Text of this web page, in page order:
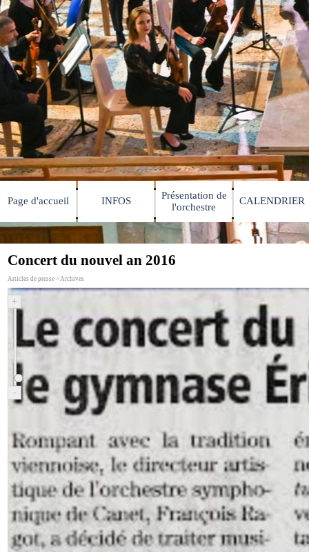
Page d'accueil INFOS ▼
Présentation de
l'orchestre
▼
CALENDRIER
Concert du nouvel an 2016
Articles de presse > Archives
+
-